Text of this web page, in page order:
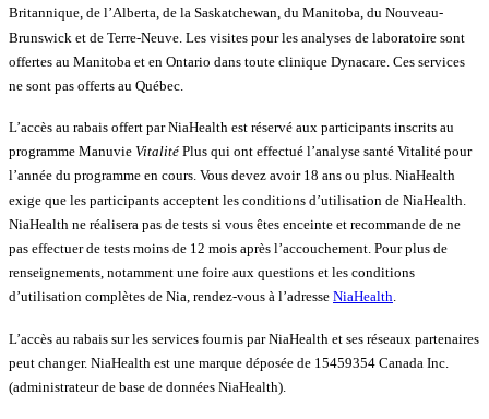
Britannique, de l’Alberta, de la Saskatchewan, du Manitoba, du Nouveau-
Brunswick et de Terre-Neuve. Les visites pour les analyses de laboratoire sont
offertes au Manitoba et en Ontario dans toute clinique Dynacare. Ces services
ne sont pas offerts au Québec.
L’accès au rabais offert par NiaHealth est réservé aux participants inscrits au
programme Manuvie Vitalité Plus qui ont effectué l’analyse santé Vitalité pour
l’année du programme en cours. Vous devez avoir 18 ans ou plus. NiaHealth
exige que les participants acceptent les conditions d’utilisation de NiaHealth.
NiaHealth ne réalisera pas de tests si vous êtes enceinte et recommande de ne
pas effectuer de tests moins de 12 mois après l’accouchement. Pour plus de
renseignements, notamment une foire aux questions et les conditions
d’utilisation complètes de Nia, rendez-vous à l’adresse NiaHealth.
L’accès au rabais sur les services fournis par NiaHealth et ses réseaux partenaires
peut changer. NiaHealth est une marque déposée de 15459354 Canada Inc.
(administrateur de base de données NiaHealth).